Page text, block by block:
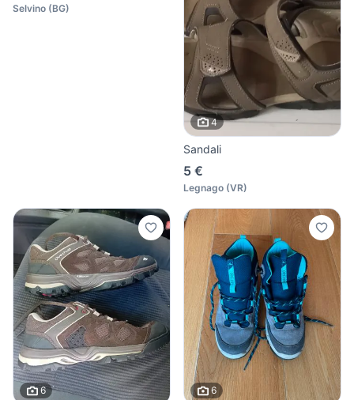
Selvino (BG)
4
Sandali
5 €
Legnago (VR)
6 6